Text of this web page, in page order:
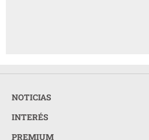
NOTICIAS
INTERÉS
PREMIUM